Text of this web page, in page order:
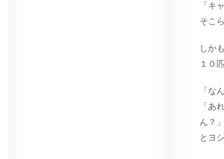
「キ
そこ
しか
１０
「な
「あ
ん？
とヨ